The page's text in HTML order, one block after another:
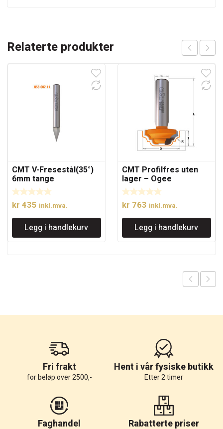
Relaterte produkter
CMT V-Fresestål(35°)
6mm tange
kr 435 inkl.mva.
Legg i handlekurv
CMT Profilfres uten
lager – Ogee
kr 763 inkl.mva.
Legg i handlekurv
Fri frakt
for beløp over 2500,-
Hent i vår fysiske butikk
Etter 2 timer
Faghandel Rabatterte priser